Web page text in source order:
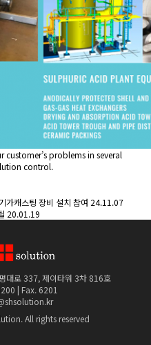
problems in several
control.
가캐스팅 장비 설치 참여 24.11.07
20.01.19
대로 337, 제이타워 3차 816호
| Fax. 6201
All rights reserved